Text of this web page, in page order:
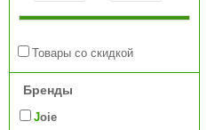
Товары со скидкой
Бренды
Joie